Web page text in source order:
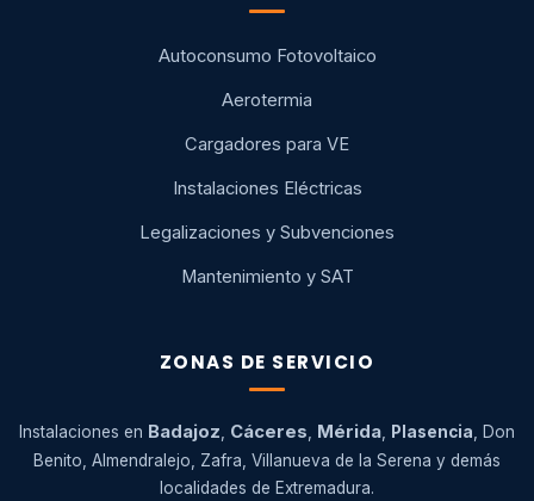
Autoconsumo Fotovoltaico
Aerotermia
Cargadores para VE
Instalaciones Eléctricas
Legalizaciones y Subvenciones
Mantenimiento y SAT
ZONAS DE SERVICIO
Instalaciones en Badajoz, Cáceres, Mérida, Plasencia, Don
Benito, Almendralejo, Zafra, Villanueva de la Serena y demás
localidades de Extremadura.